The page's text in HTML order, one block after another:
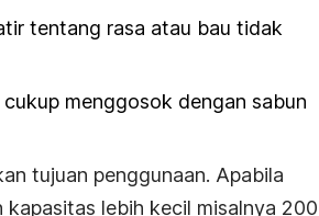
tentang rasa atau bau tidak
menggosok dengan sabun
tujuan penggunaan. Apabila
lebih kecil misalnya 200